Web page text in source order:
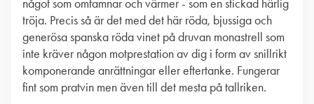
något som omfamnar och värmer - som en stickad härlig
tröja. Precis så är det med det här röda, bjussiga och
generösa spanska röda vinet på druvan monastrell som
inte kräver någon motprestation av dig i form av snillrikt
komponerande anrättningar eller eftertanke. Fungerar
fint som pratvin men även till det mesta på tallriken.